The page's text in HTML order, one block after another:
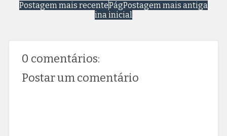
Postagem mais recente Postagem mais antiga
Pág
ina inicial
0 comentários:
Postar um comentário